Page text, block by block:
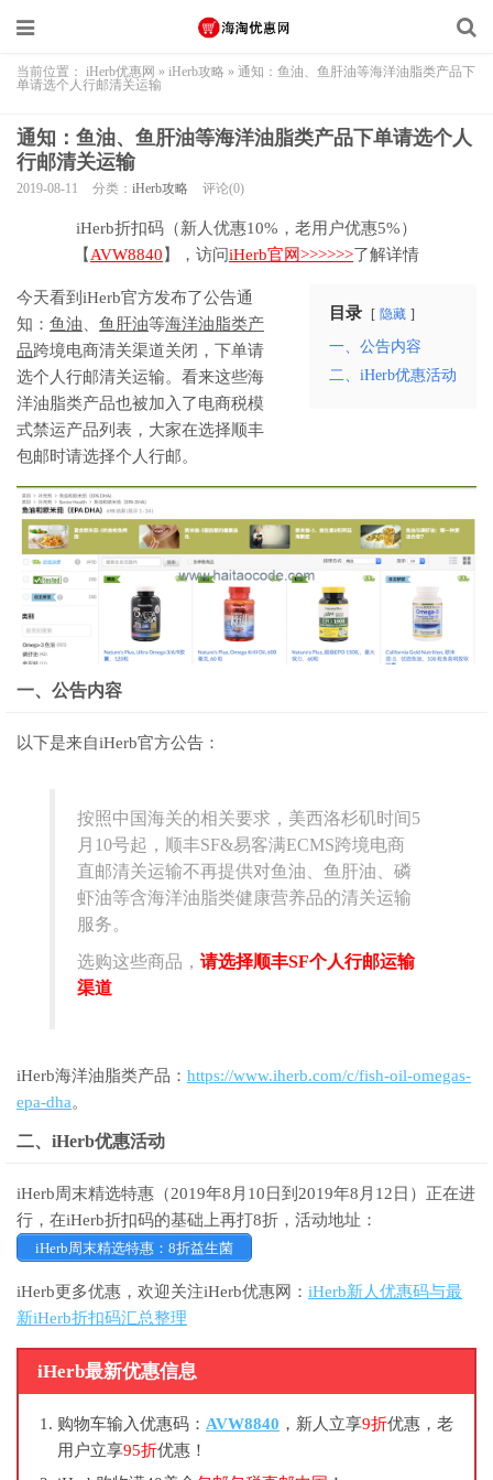
当前位置： iHerb优惠网 » iHerb攻略 » 通知：鱼油、鱼肝油等海洋油脂类产品下
单请选个人行邮清关运输
通知：鱼油、鱼肝油等海洋油脂类产品下单请选个人
行邮清关运输
2019-08-11 分类： iHerb攻略 评论(0)
iHerb折扣码（新人优惠10%，老用户优惠5%）
【 AVW8840 】，访问iHerb官网>>>>>>了解详情
目录 隐藏
一、公告内容
二、iHerb优惠活动
今天看到iHerb官方发布了公告通
知： 鱼油 鱼肝油等海洋油脂类产
品跨境电商清关渠道关闭，下单请
选个人行邮清关运输。看来这些海
洋油脂类产品也被加入了电商税模
式禁运产品列表，大家在选择顺丰
包邮时请选择个人行邮。
一、公告内容
以下是来自iHerb官方公告：
按照中国海关的相关要求，美西洛杉矶时间5
月10号起，顺丰SF&易客满ECMS跨境电商
直邮清关运输不再提供对鱼油、鱼肝油、磷
虾油等含海洋油脂类健康营养品的清关运输
服务。
选购这些商品， 请选择顺丰SF个人行邮运输
渠道
iHerb海洋油脂类产品： https://www.iherb.com/c/fish-oil-omegas-
epa-dha。
二、iHerb优惠活动
iHerb周末精选特惠（2019年8月10日到2019年8月12日）正在进
行，在iHerb折扣码的基础上再打8折，活动地址：
iHerb周末精选特惠：8折益生菌
iHerb更多优惠，欢迎关注iHerb优惠网： iHerb新人优惠码与最
新iHerb折扣码汇总整理
iHerb最新优惠信息
购物车输入优惠码： AVW8840 ，新人立享9折优惠，老
用户立享95折优惠！